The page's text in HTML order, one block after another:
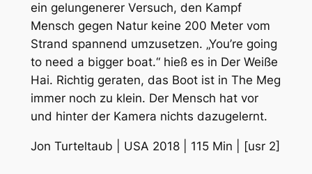
ein gelungenerer Versuch, den Kampf
Mensch gegen Natur keine 200 Meter vom
Strand spannend umzusetzen. „You’re going
to need a bigger boat.“ hieß es in Der Weiße
Hai. Richtig geraten, das Boot ist in The Meg
immer noch zu klein. Der Mensch hat vor
und hinter der Kamera nichts dazugelernt.
Jon Turteltaub | USA 2018 | 115 Min | [usr 2]